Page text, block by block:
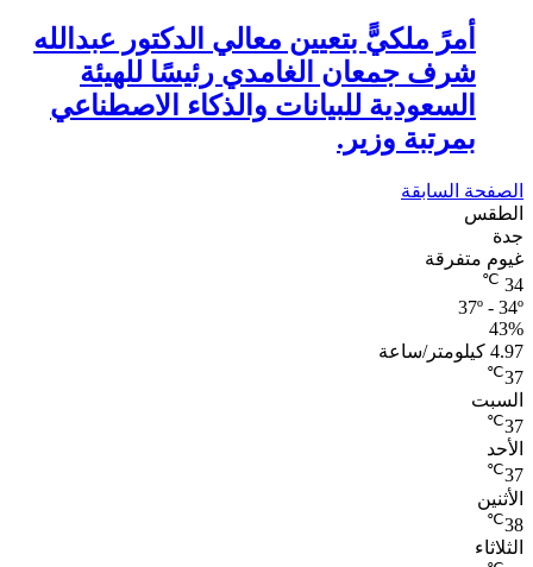
أمرً ملكيًّ بتعيين معالي الدكتور عبدالله
شرف جمعان الغامدي رئيسًا للهيئة
السعودية للبيانات والذكاء الاصطناعي
بمرتبة وزير.
الصفحة السابقة
الطقس
جدة
غيوم متفرقة
34
℃
37º - 34º
43%
4.97 كيلومتر/ساعة
37
℃
السبت
37
℃
الأحد
37
℃
الأثنين
38
℃
الثلاثاء